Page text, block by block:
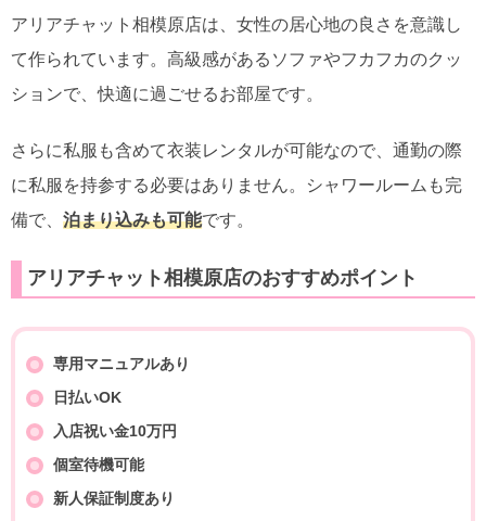
アリアチャット相模原店は、女性の居心地の良さを意識し
て作られています。高級感があるソファやフカフカのクッ
ションで、快適に過ごせるお部屋です。
さらに私服も含めて衣装レンタルが可能なので、通勤の際
に私服を持参する必要はありません。シャワールームも完
備で、 泊まり込みも可能です。
アリアチャット相模原店のおすすめポイント
専用マニュアルあり
日払いOK
入店祝い金10万円
個室待機可能
新人保証制度あり